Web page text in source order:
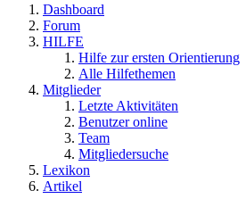
Dashboard
Forum
HILFE
Hilfe zur ersten Orientierung
Alle Hilfethemen
Mitglieder
Letzte Aktivitäten
Benutzer online
Team
Mitgliedersuche
Lexikon
Artikel